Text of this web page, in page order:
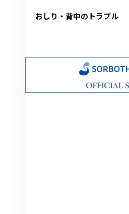
おしり・背中のトラブル